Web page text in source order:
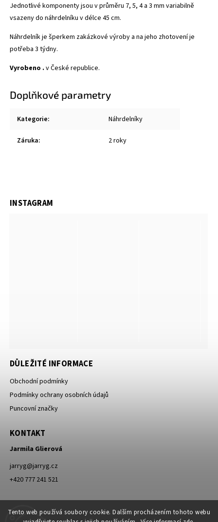
Tento web používá soubory cookie. Dalším procházením tohoto webu
Jednotlivé komponenty jsou v průměru 7, 5, 4 a 3 mm variabilně
vsazeny do náhrdelníku v délce 45 cm.
Náhrdelník je šperkem zakázkové výroby a na jeho zhotovení je
potřeba 3 týdny.
Vyrobeno . v České republice.
Doplňkové parametry
Kategorie: Náhrdelníky
Záruka: 2 roky
DŮLEŽITÉ INFORMACE
Obchodní podmínky
Podmínky ochrany osobních údajů
Puncovní značky
KONTAKT
Jarmila Glierová
jarryg@jarryg.cz
+420 777 241 521
INSTAGRAM